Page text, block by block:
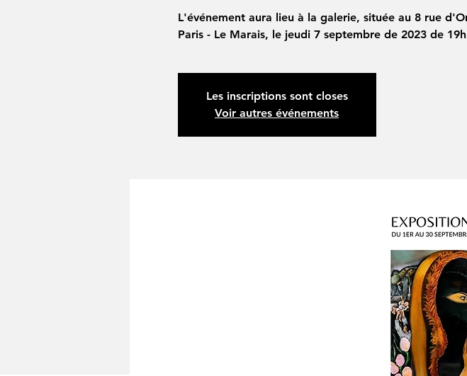
L'événement aura lieu à la galerie, située au 8 rue
Paris - Le Marais, le jeudi 7 septembre de 2023 de
Les inscriptions sont closes
Voir autres événements